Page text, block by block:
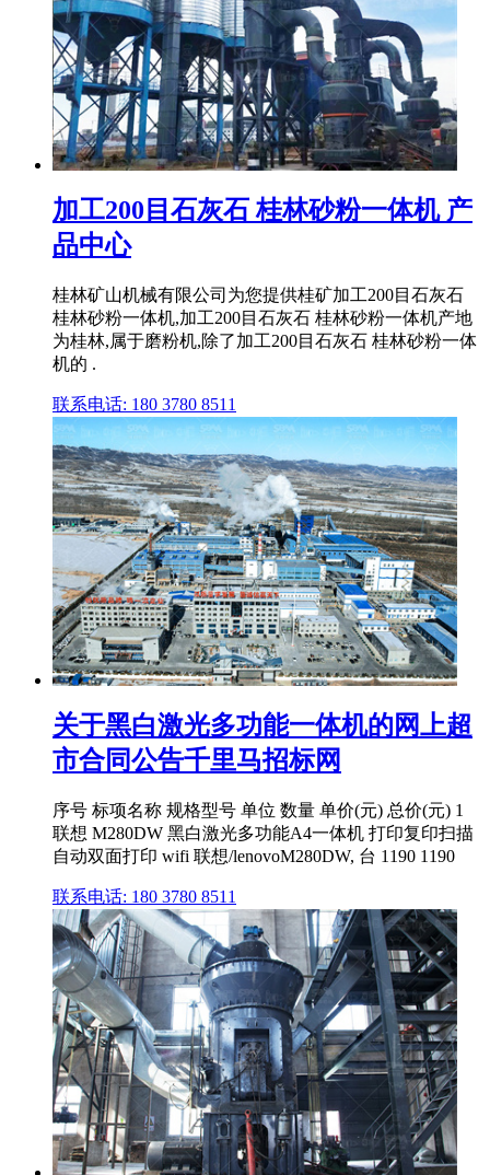
加工200目石灰石 桂林砂粉一体机 产
品中心
桂林矿山机械有限公司为您提供桂矿加工200目石灰石
桂林砂粉一体机,加工200目石灰石 桂林砂粉一体机产地
为桂林,属于磨粉机,除了加工200目石灰石 桂林砂粉一体
机的 .
联系电话: 180 3780 8511
关于黑白激光多功能一体机的网上超
市合同公告千里马招标网
序号 标项名称 规格型号 单位 数量 单价(元) 总价(元) 1
联想 M280DW 黑白激光多功能A4一体机 打印复印扫描
自动双面打印 wifi 联想/lenovoM280DW, 台 1190 1190
联系电话: 180 3780 8511